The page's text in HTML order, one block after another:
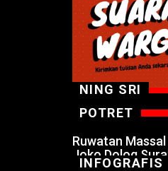
NING SRI
POTRET
Ruwatan
Joko Dolog
INFOGRAFIS